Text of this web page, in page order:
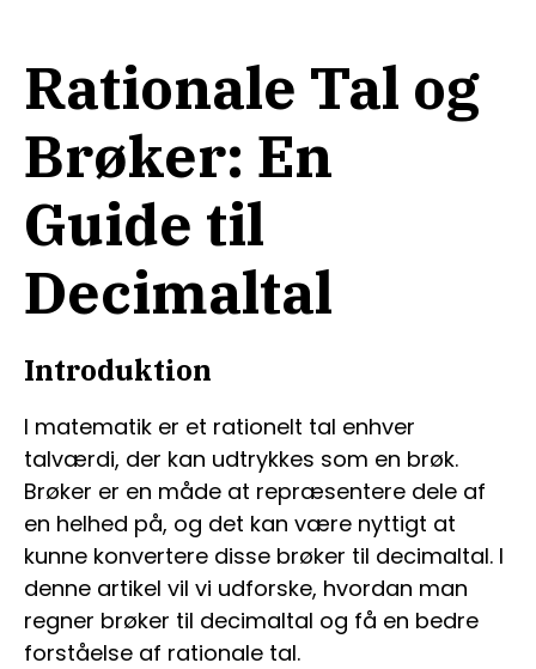
Rationale Tal og
Brøker: En
Guide til
Decimaltal
Introduktion
I matematik er et rationelt tal enhver
talværdi, der kan udtrykkes som en brøk.
Brøker er en måde at repræsentere dele af
en helhed på, og det kan være nyttigt at
kunne konvertere disse brøker til decimaltal. I
denne artikel vil vi udforske, hvordan man
regner brøker til decimaltal og få en bedre
forståelse af rationale tal.